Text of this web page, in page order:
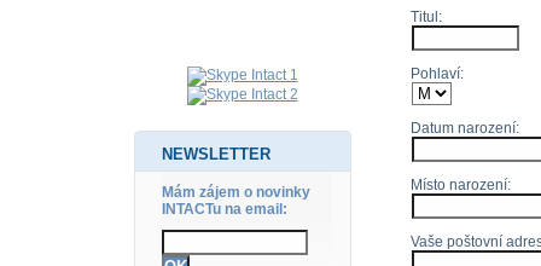
NEWSLETTER
Mám zájem o novinky
INTACTu na email:
Titul:
Pohlaví:
Datum narození:
Místo narození:
Vaše poštovní